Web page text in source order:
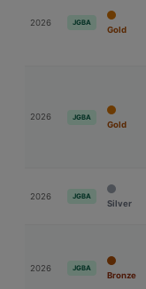
2026 JGBA
Gold
2026 JGBA
Gold
2026 JGBA
Silver
2026 JGBA
Bronze